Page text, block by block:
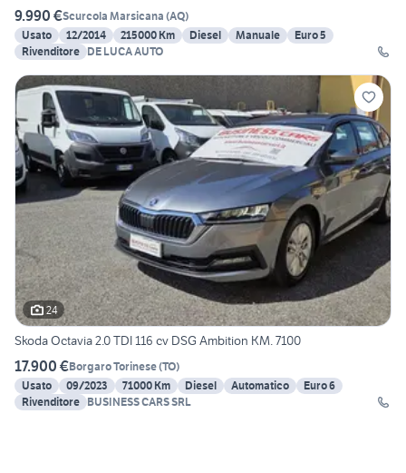
9.990 €Scurcola Marsicana (AQ)
Usato
12/2014 215000 Km Diesel Manuale
Euro 5
Rivenditore DE LUCA AUTO
24
Skoda Octavia 2.0 TDI 116 cv DSG Ambition KM. 7100
17.900 €Borgaro Torinese(TO)
Usato
09/2023 71000 Km Diesel Automatico
Euro 6
Rivenditore BUSINESS CARS SRL